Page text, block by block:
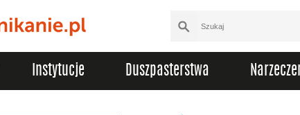
Instytucje Duszpasterstwa